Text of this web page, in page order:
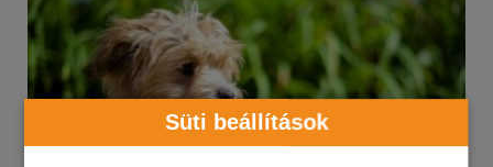
Süti beállítások